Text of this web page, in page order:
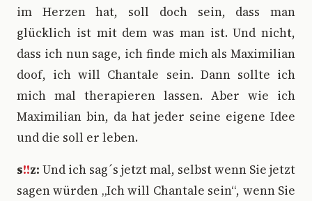
im Herzen hat, soll doch sein, dass man
glücklich ist mit dem was man ist. Und nicht,
dass ich nun sage, ich finde mich als Maximilian
doof, ich will Chantale sein. Dann sollte ich
mich mal therapieren lassen. Aber wie ich
Maximilian bin, da hat jeder seine eigene Idee
und die soll er leben.
s!!z: Und ich sag´s jetzt mal, selbst wenn Sie jetzt
sagen würden „Ich will Chantale sein“, wenn Sie